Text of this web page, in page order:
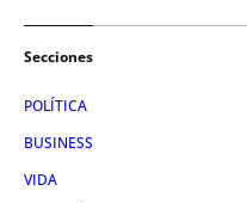
Secciones
POLÍTICA
BUSINESS
VIDA